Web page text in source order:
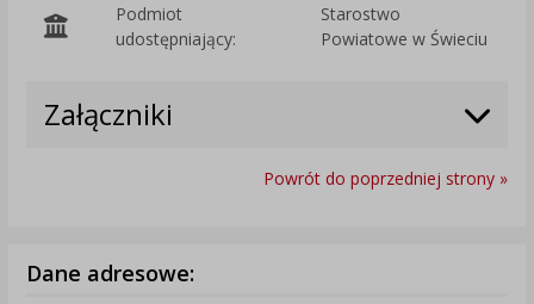
Podmiot
udostępniający:
Starostwo
Powiatowe w Świeciu
Załączniki
Powrót do poprzedniej strony »
Dane adresowe: